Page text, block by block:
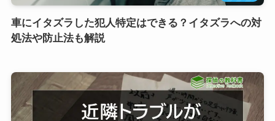
車にイタズラした犯人特定はできる？イタズラへの対
処法や防止法も解説